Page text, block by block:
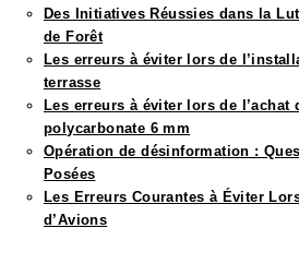
Des Initiatives Réussies dans la
de Forêt
Les erreurs à éviter lors de
terrasse
Les erreurs à éviter lors de l’achat
polycarbonate 6 mm
Opération de désinformation :
Posées
Les Erreurs Courantes à Éviter
d’Avions